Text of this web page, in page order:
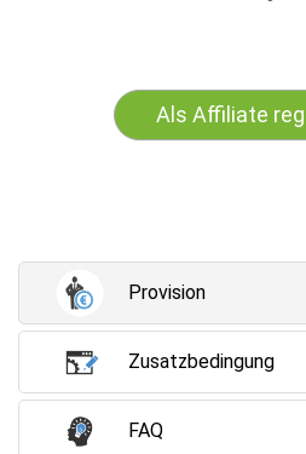
Als Affiliate
Provision
Zusatzbedingung
FAQ